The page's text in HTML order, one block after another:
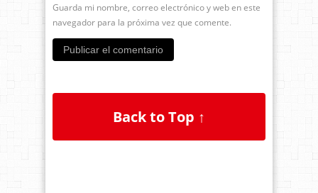
Guarda mi nombre, correo electrónico y web en este
navegador para la próxima vez que comente.
Back to Top ↑